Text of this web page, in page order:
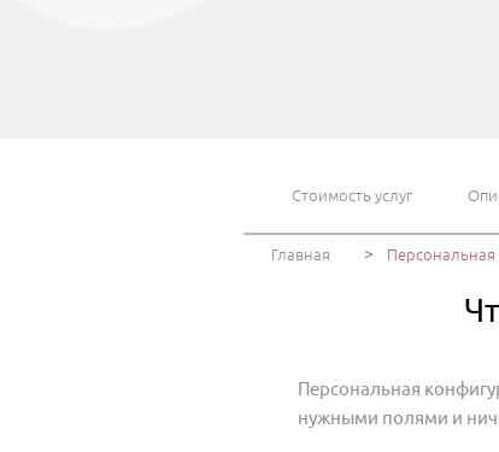
Стоимость услуг
Главная > Персональная
Персональная
нужными полями и